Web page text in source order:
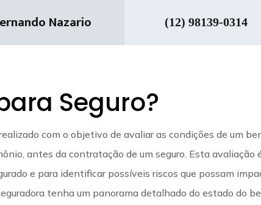
Nazario (12) 98139-0314
Seguro?
com o objetivo de avaliar as condições de um
antes da contratação de um seguro. Esta avaliação
e para identificar possíveis riscos que possam
tenha um panorama detalhado do estado do